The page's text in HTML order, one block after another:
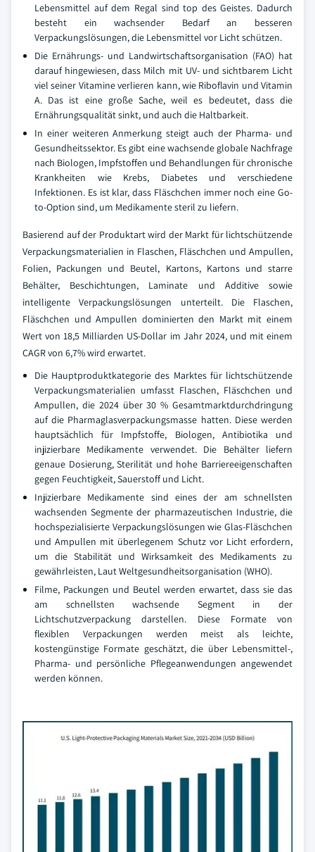
Lebensmittel auf dem Regal sind top des Geistes. Dadurch
besteht ein wachsender Bedarf an besseren
Verpackungslösungen, die Lebensmittel vor Licht schützen.
Die Ernährungs- und Landwirtschaftsorganisation (FAO) hat
darauf hingewiesen, dass Milch mit UV- und sichtbarem Licht
viel seiner Vitamine verlieren kann, wie Riboflavin und Vitamin
A. Das ist eine große Sache, weil es bedeutet, dass die
Ernährungsqualität sinkt, und auch die Haltbarkeit.
In einer weiteren Anmerkung steigt auch der Pharma- und
Gesundheitssektor. Es gibt eine wachsende globale Nachfrage
nach Biologen, Impfstoffen und Behandlungen für chronische
Krankheiten wie Krebs, Diabetes und verschiedene
Infektionen. Es ist klar, dass Fläschchen immer noch eine Go-
to-Option sind, um Medikamente steril zu liefern.
Basierend auf der Produktart wird der Markt für lichtschützende
Verpackungsmaterialien in Flaschen, Fläschchen und Ampullen,
Folien, Packungen und Beutel, Kartons, Kartons und starre
Behälter, Beschichtungen, Laminate und Additive sowie
intelligente Verpackungslösungen unterteilt. Die Flaschen,
Fläschchen und Ampullen dominierten den Markt mit einem
Wert von 18,5 Milliarden US-Dollar im Jahr 2024, und mit einem
CAGR von 6,7% wird erwartet.
Die Hauptproduktkategorie des Marktes für lichtschützende
Verpackungsmaterialien umfasst Flaschen, Fläschchen und
Ampullen, die 2024 über 30 % Gesamtmarktdurchdringung
auf die Pharmaglasverpackungsmasse hatten. Diese werden
hauptsächlich für Impfstoffe, Biologen, Antibiotika und
injizierbare Medikamente verwendet. Die Behälter liefern
genaue Dosierung, Sterilität und hohe Barriereeigenschaften
gegen Feuchtigkeit, Sauerstoff und Licht.
Injizierbare Medikamente sind eines der am schnellsten
wachsenden Segmente der pharmazeutischen Industrie, die
hochspezialisierte Verpackungslösungen wie Glas-Fläschchen
und Ampullen mit überlegenem Schutz vor Licht erfordern,
um die Stabilität und Wirksamkeit des Medikaments zu
gewährleisten, Laut Weltgesundheitsorganisation (WHO).
Filme, Packungen und Beutel werden erwartet, dass sie das
am schnellsten wachsende Segment in der
Lichtschutzverpackung darstellen. Diese Formate von
flexiblen Verpackungen werden meist als leichte,
kostengünstige Formate geschätzt, die über Lebensmittel-,
Pharma- und persönliche Pflegeanwendungen angewendet
werden können.